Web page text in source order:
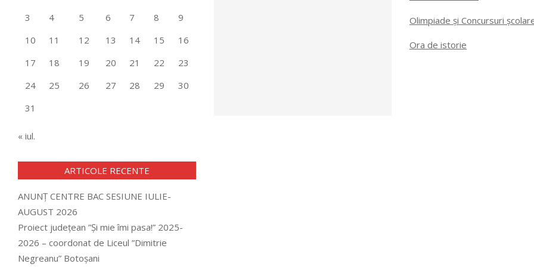
3
4 5 6 7 8
9
10
11 12 13 14 15
16
17
18 19 20 21 22
23
24
25 26 27 28 29
30
31
« iul.
ARTICOLE RECENTE
ANUNȚ CENTRE BAC SESIUNE IULIE-
AUGUST 2026
Proiect județean ”Și mie îmi pasa!” 2025-
2026 – coordonat de Liceul ”Dimitrie
Negreanu” Botoșani
Olimpiade și Concursuri
Ora de istorie